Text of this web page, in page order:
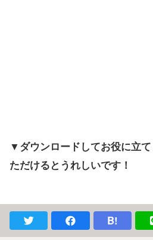
▼ダウンロードしてお役に立
ただけるとうれしいです！
B!